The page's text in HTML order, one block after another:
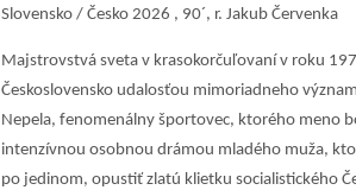
Slovensko / Česko 2026 , 90´, r. Jakub Červenka
Majstrovstvá sveta v krasokorčuľovaní v roku
Československo udalosťou mimoriadneho
Nepela, fenomenálny športovec, ktorého meno
intenzívnou osobnou drámou mladého muža,
po jedinom, opustiť zlatú klietku socialistického